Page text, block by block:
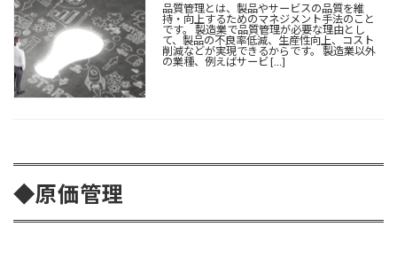
品質管理とは、製品やサービスの品質を維
持・向上するためのマネジメント手法のこと
です。 製造業で品質管理が必要な理由とし
て、製品の不良率低減、生産性向上、コスト
削減などが実現できるからです。 製造業以外
の業種、例えばサービ […]
◆原価管理